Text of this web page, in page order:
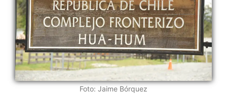
Foto: Jaime Bórquez